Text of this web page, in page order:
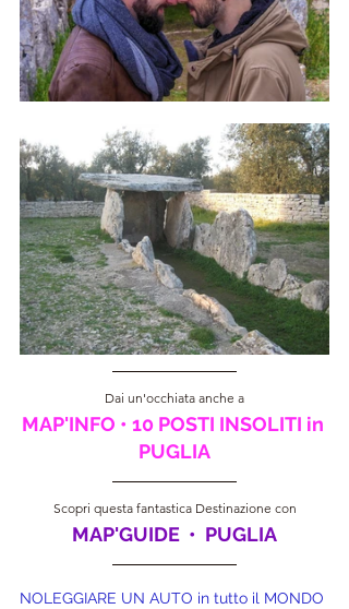
Dai un'occhiata anche a
MAP'INFO • 10 POSTI INSOLITI in
PUGLIA
Scopri questa fantastica Destinazione con
MAP'GUIDE  •  PUGLIA
NOLEGGIARE UN AUTO in tutto il MONDO